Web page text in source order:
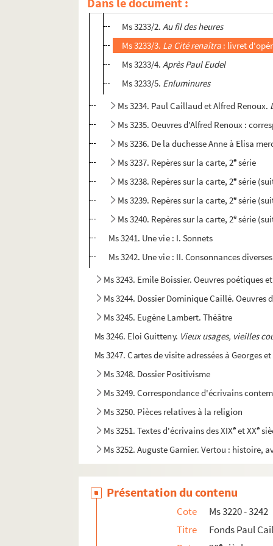
Ms 3233/1.Partout... et ailleurs
Ms 3233/2.Au fil des heures
Ms 3233/3. La Cité renaîtra : livret
Ms 3233/4.Après Paul Eudel
Ms 3233/5. Enluminures
Ms 3234. Paul Caillaud et Alfred Renoux.
Ms 3235. Oeuvres d'Alfred Renoux :
Ms 3236. De la duchesse Anne à Elisa
Ms 3237. Repères sur la carte, 2e série
Ms 3238. Repères sur la carte, 2e série
Ms 3239. Repères sur la carte, 2e série
Ms 3240. Repères sur la carte, 2e série
Ms 3241. Une vie : I. Sonnets
Ms 3242. Une vie : II. Consonnances diverses
Ms 3243. Emile Boissier. Oeuvres poétiques
Ms 3244. Dossier Dominique Caillé. Oeuvres
Ms 3245. Eugène Lambert. Théâtre
Ms 3246. Eloi Guitteny. Vieux usages, vieilles
Ms 3247. Cartes de visite adressées à Georges
Ms 3248. Dossier Positivisme
Ms 3249. Correspondance d'écrivains
Ms 3250. Pièces relatives à la religion
Ms 3251. Textes d'écrivains des XIXe et XXe
Ms 3252. Auguste Garnier. Vertou : histoire,
Ms 3254. Correspondance diverse
Ms 3255. Joseph Le Floc'h. Les recueils de
Ms 3256. Georges Filiol de Raimond.
Présentation du contenu
Cote
Ms 3220 - 3242
Titre
Fonds Paul